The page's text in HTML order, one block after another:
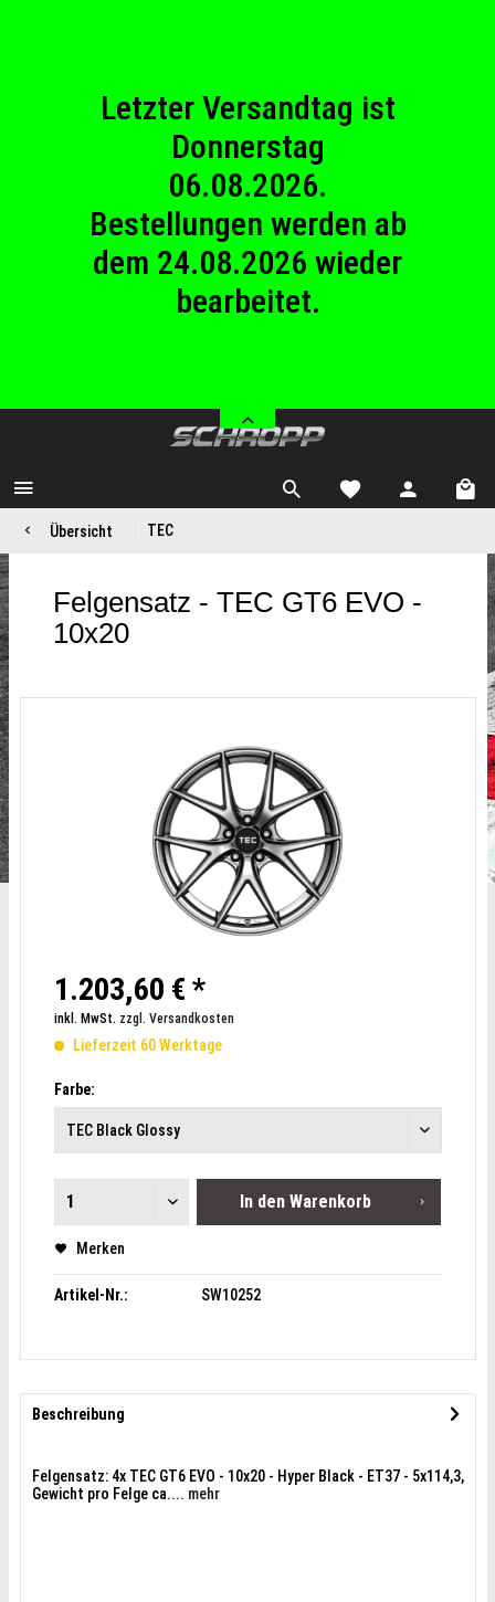
Letzter Versandtag ist
Donnerstag
06.08.2026.
Bestellungen werden ab
dem 24.08.2026 wieder
bearbeitet.
23.08.2026
Betriebsferien.
Übersicht TEC
Felgensatz - TEC GT6 EVO -
10x20
1.203,60 € *
inkl. MwSt. zzgl. Versandkosten
Lieferzeit 60 Werktage
Farbe:
In den Warenkorb
Merken
Artikel-Nr.: SW10252
Beschreibung
Felgensatz: 4x TEC GT6 EVO - 10x20 - Hyper Black - ET37 - 5x114,3,
Gewicht pro Felge ca.... mehr